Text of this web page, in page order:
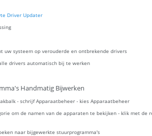
Driver Updater
uw systeem op verouderde en ontbrekende drivers
drivers automatisch bij te werken
Handmatig Bijwerken
- schrijf Apparaatbeheer - kies Apparaatbeheer
om de namen van de apparaten te bekijken - klik met
naar bijgewerkte stuurprogramma's